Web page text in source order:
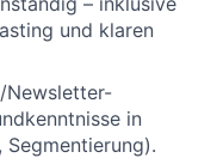
und klaren
Newsletter-
in